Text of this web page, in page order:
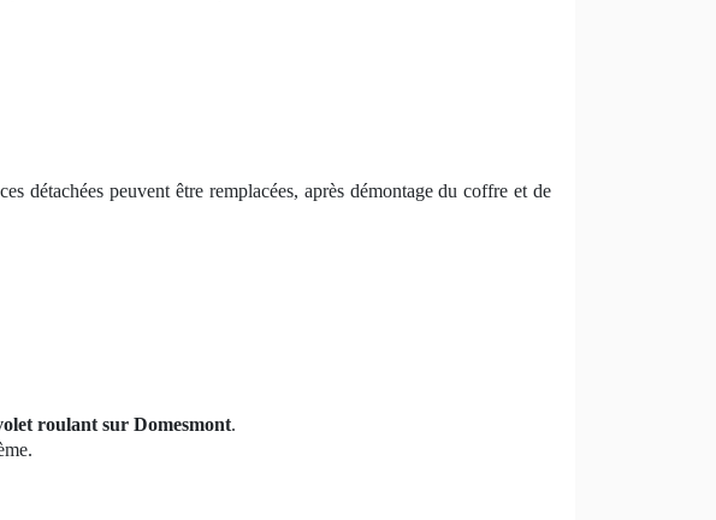
détachées peuvent être remplacées, après démontage du coffre et de
roulant sur Domesmont.